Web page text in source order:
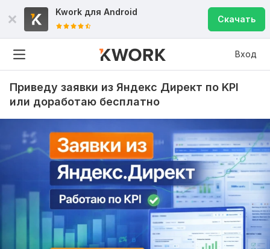
Kwork для Android
Скачать
Вход
Приведу заявки из Яндекс Директ по KPI
или доработаю бесплатно